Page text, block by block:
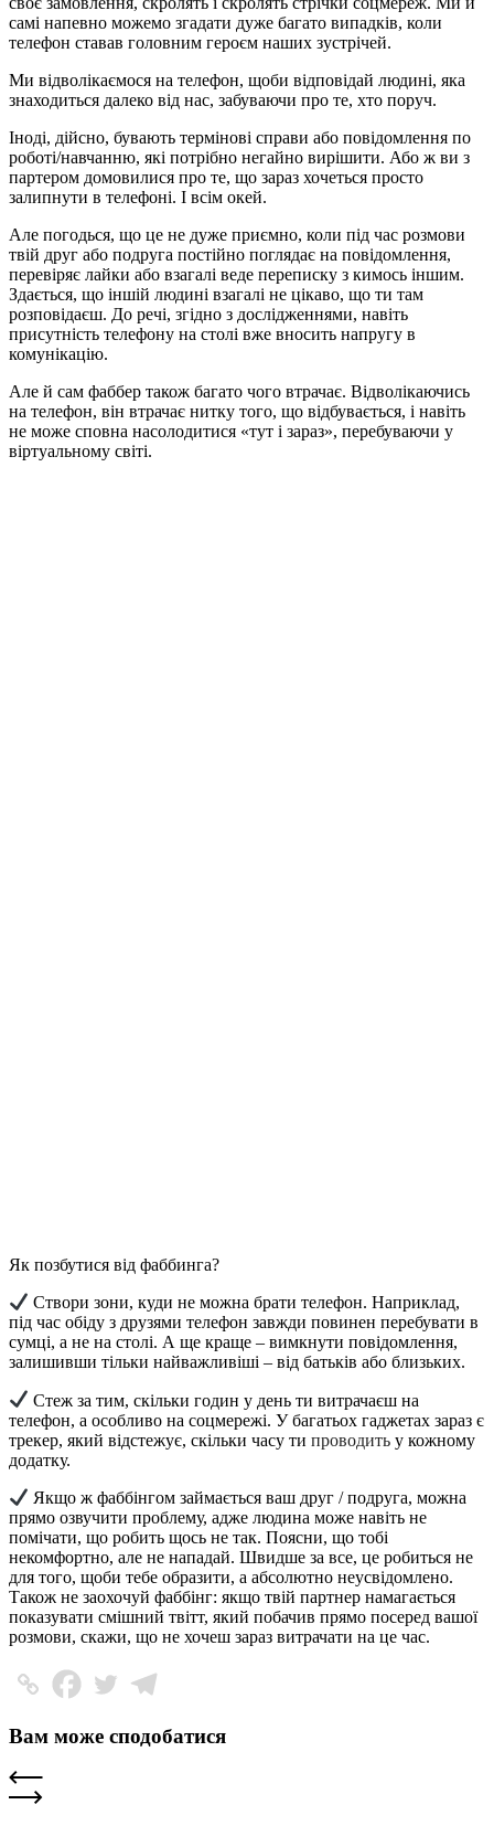
самі напевно можемо згадати дуже багато випадків, коли
телефон ставав головним героєм наших зустрічей.
Ми відволікаємося на телефон, щоби відповідай людині, яка
знаходиться далеко від нас, забуваючи про те, хто поруч.
Іноді, дійсно, бувають термінові справи або повідомлення по
роботі/навчанню, які потрібно негайно вирішити. Або ж ви з
партером домовилися про те, що зараз хочеться просто
залипнути в телефоні. І всім окей.
Але погодься, що це не дуже приємно, коли під час розмови
твій друг або подруга постійно поглядає на повідомлення,
перевіряє лайки або взагалі веде переписку з кимось іншим.
Здається, що іншій людині взагалі не цікаво, що ти там
розповідаєш. До речі, згідно з дослідженнями, навіть
присутність телефону на столі вже вносить напругу в
комунікацію.
Але й сам фаббер також багато чого втрачає. Відволікаючись
на телефон, він втрачає нитку того, що відбувається, і навіть
не може сповна насолодитися «тут і зараз», перебуваючи у
віртуальному світі.
Як позбутися від фаббинга?
Створи зони, куди не можна брати телефон. Наприклад,
під час обіду з друзями телефон завжди повинен перебувати в
сумці, а не на столі. А ще краще – вимкнути повідомлення,
залишивши тільки найважливіші – від батьків або близьких.
Стеж за тим, скільки годин у день ти витрачаєш на
телефон, а особливо на соцмережі. У багатьох гаджетах зараз є
трекер, який відстежує, скільки часу ти проводить у кожному
додатку.
Якщо ж фаббінгом займається ваш друг / подруга, можна
прямо озвучити проблему, адже людина може навіть не
помічати, що робить щось не так. Поясни, що тобі
некомфортно, але не нападай. Швидше за все, це робиться не
для того, щоби тебе образити, а абсолютно неусвідомлено.
Також не заохочуй фаббінг: якщо твій партнер намагається
показувати смішний твітт, який побачив прямо посеред вашої
розмови, скажи, що не хочеш зараз витрачати на це час.
Вам може сподобатися